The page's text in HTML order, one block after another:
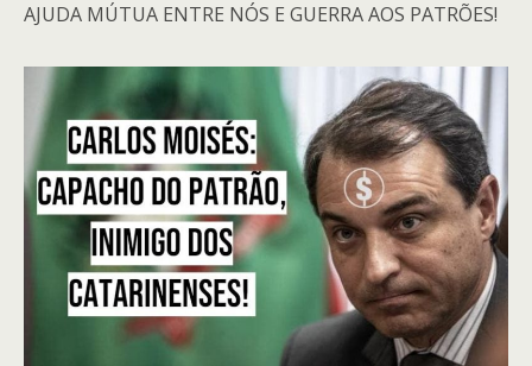
AJUDA MÚTUA ENTRE NÓS E GUERRA AOS PATRÕES!